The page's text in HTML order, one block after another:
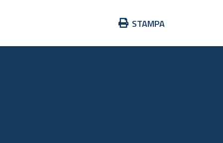
Azioni
documento
STAMPA